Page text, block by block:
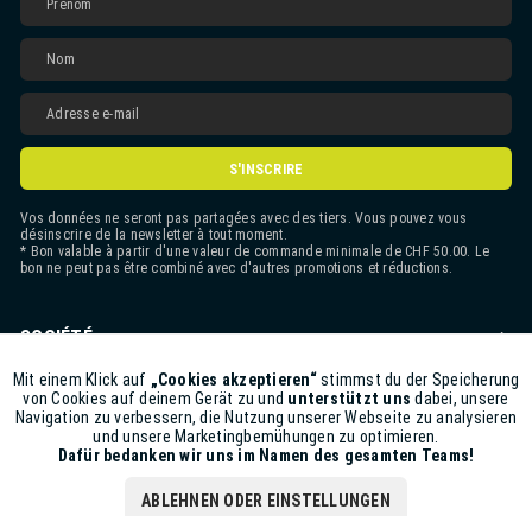
S'INSCRIRE
Vos données ne seront pas partagées avec des tiers. Vous pouvez vous
désinscrire de la newsletter à tout moment.
* Bon valable à partir d'une valeur de commande minimale de CHF 50.00. Le
bon ne peut pas être combiné avec d'autres promotions et réductions.
SOCIÉTÉ
CONTACT
ASSISTANCE BOUTIQUE
INFORMATIONS
Funktionale Aktiv
Marketing Inaktiv
Mit einem Klick auf „Cookies akzeptieren“stimmst du der Speicherung
von Cookies auf deinem Gerät zu und unterstützt uns dabei, unsere
Navigation zu verbessern, die Nutzung unserer Webseite zu analysieren
und unsere Marketingbemühungen zu optimieren.
Dafür bedanken wir uns im Namen des gesamten Teams!
ABLEHNEN ODER EINSTELLUNGEN